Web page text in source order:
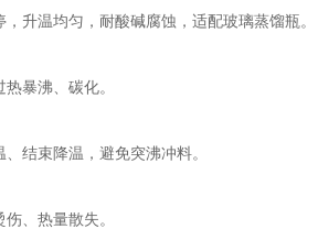
温均匀，耐酸碱腐蚀，适配玻璃蒸馏瓶。
暴沸、碳化。
结束降温，避免突沸冲料。
、热量散失。